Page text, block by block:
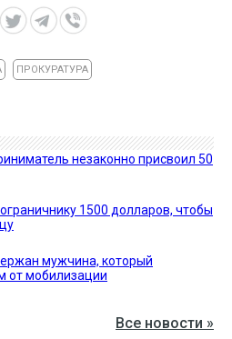
ПРОКУРАТУРА
незаконно присвоил 50
1500 долларов, чтобы
мужчина, который
от мобилизации
Все новости »